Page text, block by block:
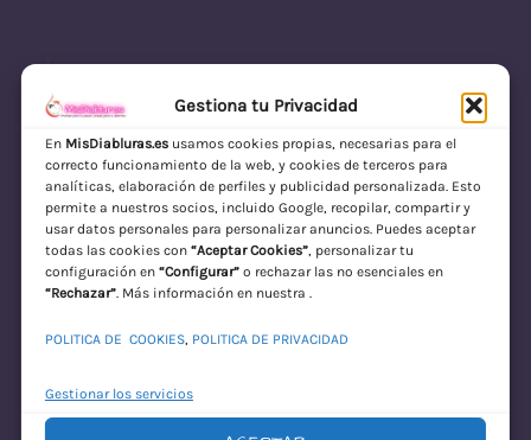
Gestiona tu Privacidad
En MisDiabluras.esusamos cookies propias, necesarias para el
correcto funcionamiento de la web, y cookies de terceros para
analíticas, elaboración de perfiles y publicidad personalizada. Esto
permite a nuestros socios, incluido Google, recopilar, compartir y
usar datos personales para personalizar anuncios. Puedes aceptar
todas las cookies con “Aceptar Cookies”, personalizar tu
configuración en “Configurar”o rechazar las no esenciales en
“Rechazar”. Más información en nuestra .
POLITICA DE COOKIES, POLITICA DE PRIVACIDAD
Gestionar los servicios
MisDiabluras | Sexshop Online con Envío
Discreto en España
Acceder